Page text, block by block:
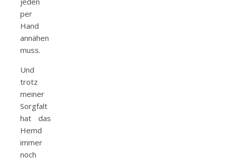
per
Hand
annähen
muss.
Und
trotz
meiner
Sorgfalt
hat das
Hemd
immer
noch